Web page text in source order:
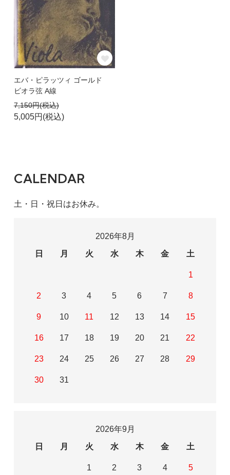
エバ・ピラッツィ ゴールド
ビオラ弦 A線
7,150円(税込)
5,005円(税込)
CALENDAR
土・日・祝日はお休み。
2026年8月
日
月 火 水 木 金 土
1
2 3 4 5 6 7 8
9 10 11 12 13 14 15
16 17 18 19 20 21 22
23 24 25 26 27 28 29
30 31
2026年9月
日
月 火 水 木 金 土
1 2 3 4 5